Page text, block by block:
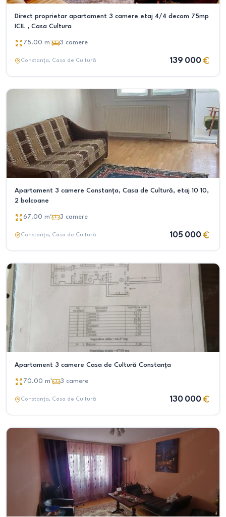
Direct proprietar apartament 3 camere etaj 4/4 decom 75mp
ICIL , Casa Cultura
75.00 m² 3 camere
Constanța, Casa de Cultură 139 000
Apartament 3 camere Constanța, Casa de Cultură, etaj 10 10,
2 balcoane
67.00 m² 3 camere
Constanța, Casa de Cultură 105 000
Apartament 3 camere Casa de Cultură Constanța
70.00 m² 3 camere
Constanța, Casa de Cultură 130 000